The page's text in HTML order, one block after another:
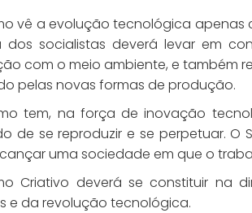
vê a evolução tecnológica
dos socialistas deverá levar em
com o meio ambiente, e também
pelas novas formas de produção.
tem, na força de inovação
de se reproduzir e se perpetuar. O
uma sociedade em que o
Criativo deverá se constituir na
e da revolução tecnológica.